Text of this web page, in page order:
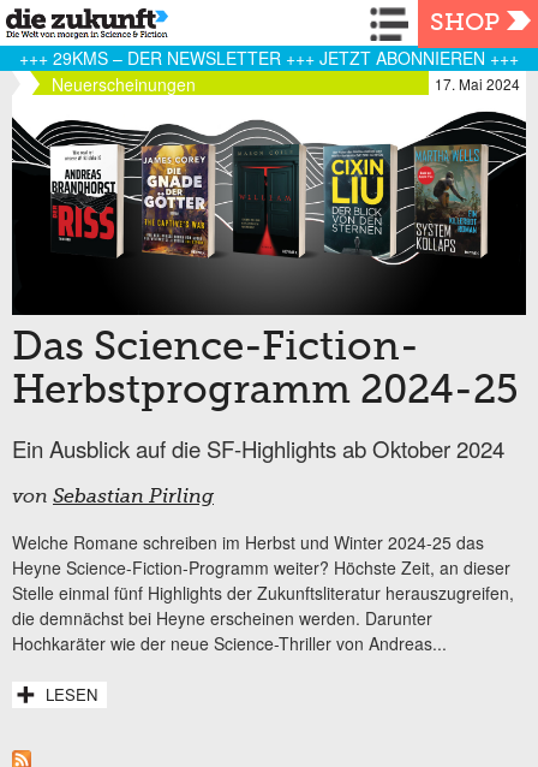
Navigation
SHOP
+++ 29KMS – DER NEWSLETTER +++ JETZT ABONNIEREN +++
Neuerscheinungen
17. Mai 2024
Das Science-Fiction-
Herbstprogramm 2024-25
Ein Ausblick auf die SF-Highlights ab Oktober 2024
von Sebastian Pirling
Welche Romane schreiben im Herbst und Winter 2024-25 das
Heyne Science-Fiction-Programm weiter? Höchste Zeit, an dieser
Stelle einmal fünf Highlights der Zukunftsliteratur herauszugreifen,
die demnächst bei Heyne erscheinen werden. Darunter
Hochkaräter wie der neue Science-Thriller von Andreas...
LESEN